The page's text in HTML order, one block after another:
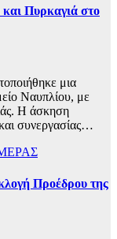
Πυρκαγιά στο
μια
Ναυπλίου, με
Η άσκηση
συνεργασίας…
Προέδρου της